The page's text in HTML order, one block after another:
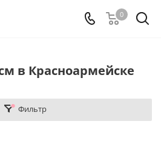
0
в Красноармейске
Фильтр